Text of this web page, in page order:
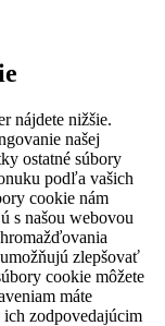
nájdete nižšie.
našej
ostatné súbory
podľa vašich
cookie nám
s našou webovou
zlepšovať
cookie môžete
máte
zodpovedajúcim